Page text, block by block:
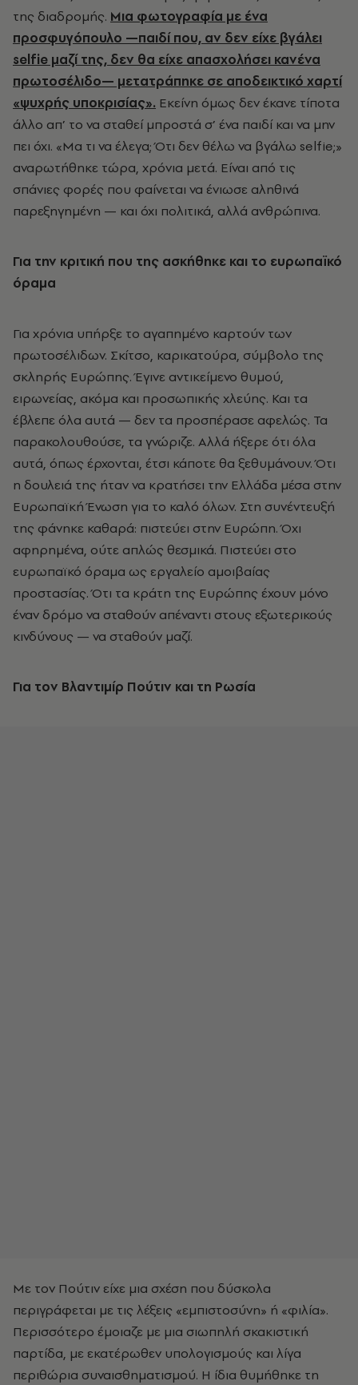
της διαδρομής. Μια φωτογραφία με ένα
προσφυγόπουλο —παιδί που, αν δεν είχε βγάλει
selfie μαζί της, δεν θα είχε απασχολήσει κανένα
πρωτοσέλιδο— μετατράπηκε σε αποδεικτικό χαρτί
«ψυχρής υποκρισίας». Εκείνη όμως δεν έκανε τίποτα
άλλο απ’ το να σταθεί μπροστά σ’ ένα παιδί και να μην
πει όχι. «Μα τι να έλεγα; Ότι δεν θέλω να βγάλω selfie;»
αναρωτήθηκε τώρα, χρόνια μετά. Είναι από τις
σπάνιες φορές που φαίνεται να ένιωσε αληθινά
παρεξηγημένη — και όχι πολιτικά, αλλά ανθρώπινα.
Για την κριτική που της ασκήθηκε και το ευρωπαϊκό
όραμα
Για χρόνια υπήρξε το αγαπημένο καρτούν των
πρωτοσέλιδων. Σκίτσο, καρικατούρα, σύμβολο της
σκληρής Ευρώπης. Έγινε αντικείμενο θυμού,
ειρωνείας, ακόμα και προσωπικής χλεύης. Και τα
έβλεπε όλα αυτά — δεν τα προσπέρασε αφελώς. Τα
παρακολουθούσε, τα γνώριζε. Αλλά ήξερε ότι όλα
αυτά, όπως έρχονται, έτσι κάποτε θα ξεθυμάνουν. Ότι
η δουλειά της ήταν να κρατήσει την Ελλάδα μέσα στην
Ευρωπαϊκή Ένωση για το καλό όλων. Στη συνέντευξή
της φάνηκε καθαρά: πιστεύει στην Ευρώπη. Όχι
αφηρημένα, ούτε απλώς θεσμικά. Πιστεύει στο
ευρωπαϊκό όραμα ως εργαλείο αμοιβαίας
προστασίας. Ότι τα κράτη της Ευρώπης έχουν μόνο
έναν δρόμο να σταθούν απέναντι στους εξωτερικούς
κινδύνους — να σταθούν μαζί.
Για τον Βλαντιμίρ Πούτιν και τη Ρωσία
Με τον Πούτιν είχε μια σχέση που δύσκολα
περιγράφεται με τις λέξεις «εμπιστοσύνη» ή «φιλία».
Περισσότερο έμοιαζε με μια σιωπηλή σκακιστική
παρτίδα, με εκατέρωθεν υπολογισμούς και λίγα
περιθώρια συναισθηματισμού. Η ίδια θυμήθηκε τη